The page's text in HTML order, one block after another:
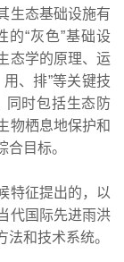
生态基础设施有
的“灰色”基础设
态学的原理、运
、排”等关键技
同时包括生态防
物栖息地保护和
目标。
征提出的，以
代国际先进雨洪
和技术系统。